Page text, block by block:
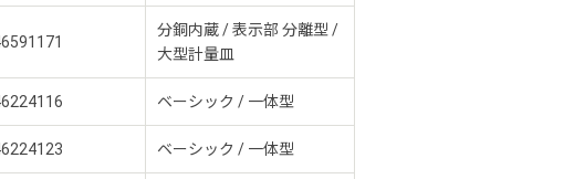
分銅内蔵 / 表示部 分離型 /
大型計量皿
ベーシック / 一体型
ベーシック / 一体型